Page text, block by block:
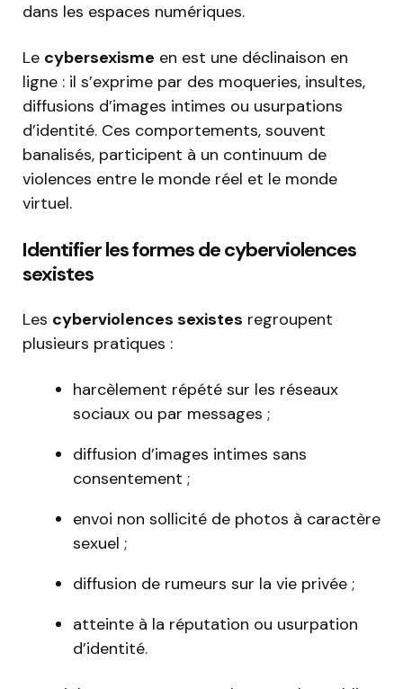
dans les espaces numériques.
Le cybersexisme en est une déclinaison en
ligne : il s’exprime par des moqueries, insultes,
diffusions d’images intimes ou usurpations
d’identité. Ces comportements, souvent
banalisés, participent à un continuum de
violences entre le monde réel et le monde
virtuel.
Identifier les formes de cyberviolences
sexistes
Les cyberviolences sexistes regroupent
plusieurs pratiques :
harcèlement répété sur les réseaux
sociaux ou par messages ;
diffusion d’images intimes sans
consentement ;
envoi non sollicité de photos à caractère
sexuel ;
diffusion de rumeurs sur la vie privée ;
atteinte à la réputation ou usurpation
d’identité.